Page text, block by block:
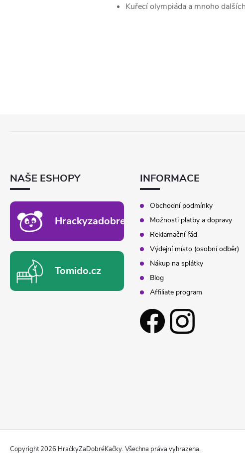
Kuřecí olympiáda a mnoho dalších
NAŠE ESHOPY
Hrackyzadobrekacky.cz
Tomido.cz
INFORMACE
Obchodní podmínky
Možnosti platby a dopravy
Reklamační řád
Výdejní místo (osobní odběr)
Nákup na splátky
Blog
Affiliate program
Copyright 2026 HračkyZaDobréKačky. Všechna práva vyhrazena.